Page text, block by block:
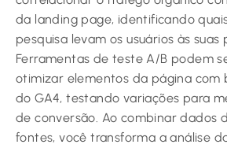
da landing page, identificando
pesquisa levam os usuários às suas
Ferramentas de teste A/B podem
otimizar elementos da página com
do GA4, testando variações para
de conversão. Ao combinar dados
fontes, você transforma a análise